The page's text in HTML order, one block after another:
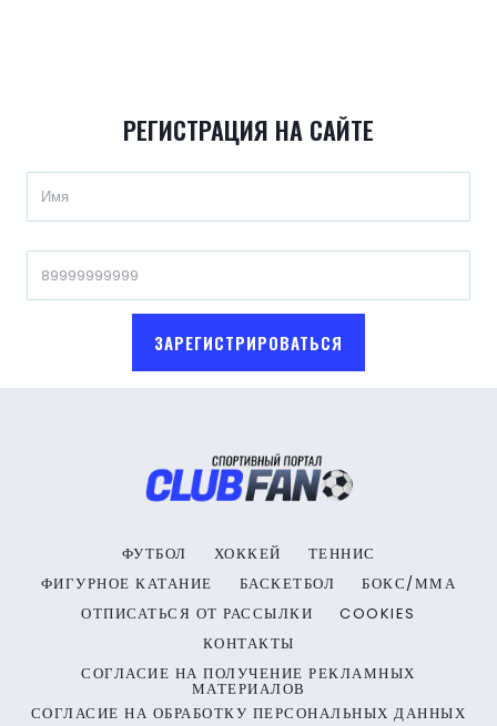
РЕГИСТРАЦИЯ НА САЙТЕ
ЗАРЕГИСТРИРОВАТЬСЯ
ФУТБОЛ ХОККЕЙ
ТЕННИС
ФИГУРНОЕ КАТАНИЕ
БАСКЕТБОЛ
БОКС/ММА
ОТПИСАТЬСЯ ОТ РАССЫЛКИ
COOKIES
КОНТАКТЫ
СОГЛАСИЕ НА ПОЛУЧЕНИЕ РЕКЛАМНЫХ
МАТЕРИАЛОВ
СОГЛАСИЕ НА ОБРАБОТКУ ПЕРСОНАЛЬНЫХ ДАННЫХ